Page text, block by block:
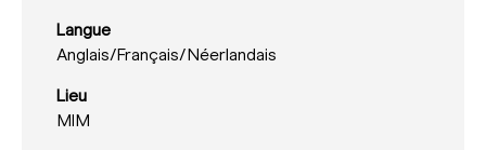
Langue
Anglais/Français/Néerlandais
Lieu
MIM